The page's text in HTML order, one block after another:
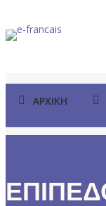
ΑΡΧΙΚΉ